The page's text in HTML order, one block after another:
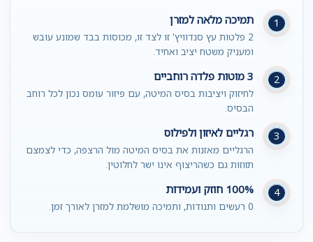
1 תמיכה מלאה למזרן
2 פלטות עץ סנדוויץ' זו לצד זו, מכוסות בבד שמונע עובש
ומעניק משטח יציב ואחיד.
2 3 מוטות פלדה רוחביים
לחיזוק ויציבות בסיס המיטה, עם פיזור עומס נכון לכל רוחב
הבסיס.
3 רגליים לאיזון ולפילוס
הרגליים מאזנות את בסיס המיטה מול הרצפה, כדי לצמצם
תזוזות גם כשהריצוף אינו ישר לחלוטין.
4 100% חוזק ועמידות
0 רעשים ותנודות, ותמיכה מושלמת למזרן לאורך זמן.